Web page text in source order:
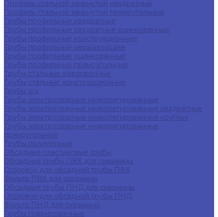
Профиль стальной замкнутый квадратный
Профиль стальной замкнутый прямоугольный
Трубы профильные квадратные
Трубы профильные квадратные оцинкованные
Трубы профильные конструкционные
Трубы профильные нержавеющие
Трубы профильные оцинкованные
Трубы профильные прямоугольные
Трубы стальные жаропрочные
Трубы стальные конструкционные
Трубы х/д
Трубы электросварные низколегированные
Трубы электросварные низколегированные квадратные
Трубы электросварные низколегированные круглые
Трубы электросварные низколегированные
прямоугольные
Трубы полимерные
Обсадные пластиковые трубы
Обсадные трубы ПВХ для скважины
Оголовок для обсадной трубы ПВХ
Фильтр ПВХ для скважины
Обсадные трубы ПНД для скважины
Оголовок для обсадной трубы ПНД
Фильтр ПНД для скважины
Трубы гофрированные